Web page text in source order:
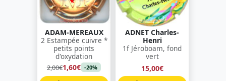
ADAM-MEREAUX
2 Estampée cuivre *
petits points
d'oxydation
2,00€1,60€ -20%
ADNET Charles-
Henri
1f Jéroboam, fond
vert
15,00€